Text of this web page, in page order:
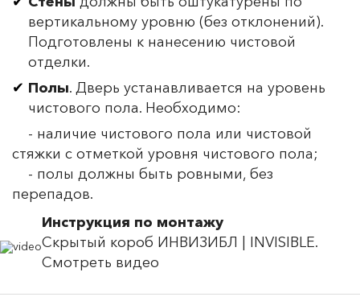
вертикальному уровню (без отклонений).
Подготовлены к нанесению чистовой
отделки.
Полы. Дверь устанавливается на уровень
чистового пола. Необходимо:
- наличие чистового пола или чистовой
стяжки с отметкой уровня чистового пола;
- полы должны быть ровными, без
перепадов.
Инструкция по монтажу
Скрытый короб ИНВИЗИБЛ | INVISIBLE.
Смотреть видео